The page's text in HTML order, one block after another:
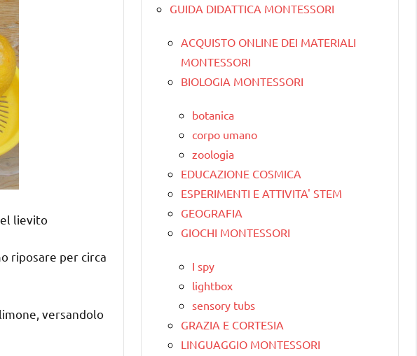
lievito
riposare per circa
versandolo
GUIDA DIDATTICA MONTESSORI
ACQUISTO ONLINE DEI MATERIALI
MONTESSORI
BIOLOGIA MONTESSORI
botanica
corpo umano
zoologia
EDUCAZIONE COSMICA
ESPERIMENTI E ATTIVITA' STEM
GEOGRAFIA
GIOCHI MONTESSORI
I spy
lightbox
sensory tubs
GRAZIA E CORTESIA
LINGUAGGIO MONTESSORI